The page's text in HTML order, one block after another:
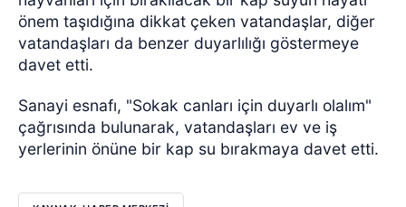
önem taşıdığına dikkat çeken vatandaşlar, diğer
vatandaşları da benzer duyarlılığı göstermeye
davet etti.
Sanayi esnafı, "Sokak canları için duyarlı olalım"
çağrısında bulunarak, vatandaşları ev ve iş
yerlerinin önüne bir kap su bırakmaya davet etti.